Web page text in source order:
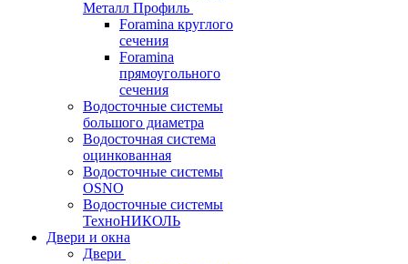
Металл Профиль
Foramina круглого
сечения
Foramina
прямоугольного
сечения
Водосточные системы
большого диаметра
Водосточная система
оцинкованная
Водосточные системы
OSNO
Водосточные системы
ТехноНИКОЛЬ
Двери и окна
Двери